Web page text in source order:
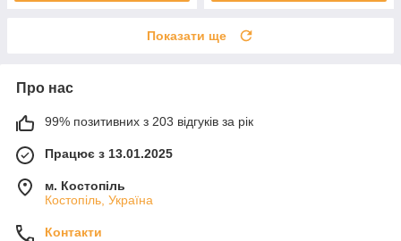
Показати ще
Про нас
99% позитивних з 203 відгуків за рік
Працює з 13.01.2025
м. Костопіль
Костопіль, Україна
Контакти